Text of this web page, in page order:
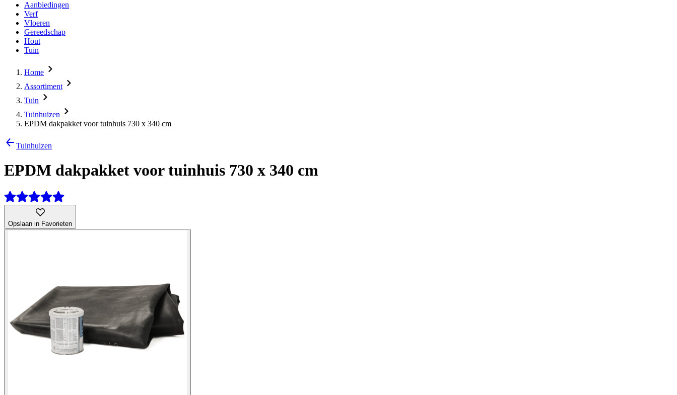
Aanbiedingen
Verf
Vloeren
Gereedschap
Hout
Tuin
Home
Assortiment
Tuin
Tuinhuizen
EPDM dakpakket voor tuinhuis 730 x 340 cm
Tuinhuizen
EPDM dakpakket voor tuinhuis 730 x 340 cm
Opslaan in Favorieten